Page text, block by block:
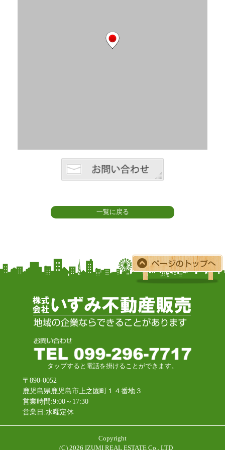
一覧に戻る
タップすると電話を掛けることができます。
〒890-0052
鹿児島県鹿児島市上之園町１４番地３
営業時間:9:00～17:30
営業日:水曜定休
Copyright
(C) 2026 IZUMI REAL ESTATE Co., LTD